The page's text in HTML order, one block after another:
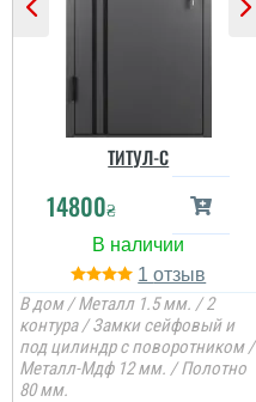
ТИТУЛ-C
14800₴
1
В дом / Металл 1.5 мм. / 2
контура / Замки сейфовый и
под цилиндр с поворотником /
Металл-Мдф 12 мм. / Полотно
80 мм.